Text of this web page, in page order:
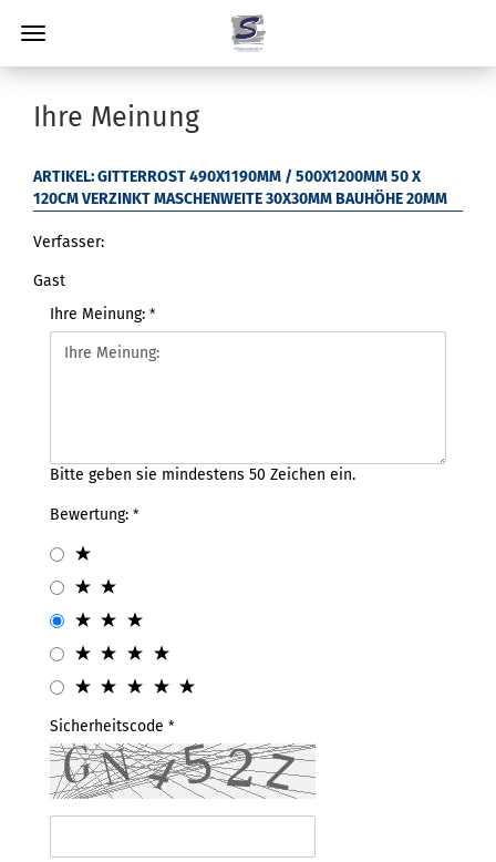
Ihre Meinung
ARTIKEL: GITTERROST 490X1190MM / 500X1200MM 50 X
120CM VERZINKT MASCHENWEITE 30X30MM BAUHÖHE 20MM
Verfasser:
Gast
Ihre Meinung:
Bitte geben sie mindestens 50 Zeichen ein.
Bewertung:
Sicherheitscode